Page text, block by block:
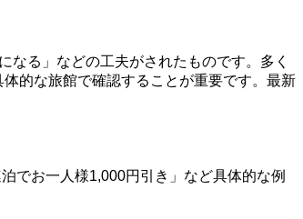
る」などの工夫がされたものです。多く
的な旅館で確認することが重要です。最新
でお一人様1,000円引き」など具体的な例